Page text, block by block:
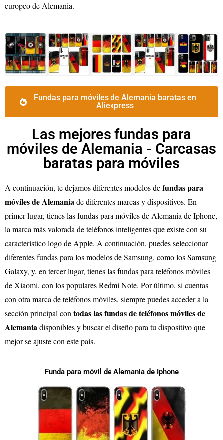
europeo de Alemania.
Fundas para móviles de Alemania baratas en
Aliexpress
Las mejores fundas para
móviles de Alemania - Carcasas
baratas para móviles
A continuación, te dejamos diferentes modelos defundas para
móviles de Alemaniade diferentes marcas y dispositivos. En
primer lugar, tienes las fundas para móviles de Alemania de Iphone,
la marca más valorada de teléfonos inteligentes que existe con su
característico logo de Apple. A continuación, puedes seleccionar
diferentes fundas para los modelos de Samsung, como los Samsung
Galaxy, y, en tercer lugar, tienes las fundas para teléfonos móviles
de Xiaomi, con los populares Redmi Note. Por último, si cuentas
con otra marca de teléfonos móviles, siempre puedes acceder a la
sección principal contodas las fundas de teléfonos móviles de
Alemaniadisponibles y buscar el diseño para tu dispositivo que
mejor se ajuste con este país.
Funda para móvil de Alemania de Iphone